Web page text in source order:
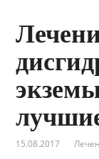
15.08.2017